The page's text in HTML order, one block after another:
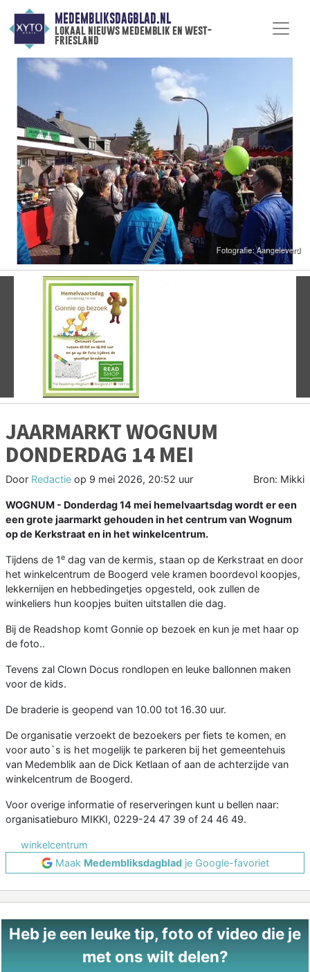
MEDEMBLIKSDAGBLAD.NL
lokaal nieuws medemblik en west-
friesland
JAARMARKT WOGNUM
DONDERDAG 14 MEI
Door Redactie op 9 mei 2026, 20:52 uur Bron: Mikki
WOGNUM - Donderdag 14 mei hemelvaartsdag wordt er een
een grote jaarmarkt gehouden in het centrum van Wognum
op de Kerkstraat en in het winkelcentrum.
Tijdens de 1e dag van de kermis, staan op de Kerkstraat en door
het winkelcentrum de Boogerd vele kramen boordevol koopjes,
lekkernijen en hebbedingetjes opgesteld, ook zullen de
winkeliers hun koopjes buiten uitstallen die dag.
Bij de Readshop komt Gonnie op bezoek en kun je met haar op
de foto..
Tevens zal Clown Docus rondlopen en leuke ballonnen maken
voor de kids.
De braderie is geopend van 10.00 tot 16.30 uur.
De organisatie verzoekt de bezoekers per fiets te komen, en
voor auto`s is het mogelijk te parkeren bij het gemeentehuis
van Medemblik aan de Dick Ketlaan of aan de achterzijde van
winkelcentrum de Boogerd.
Voor overige informatie of reserveringen kunt u bellen naar:
organisatieburo MIKKI, 0229-24 47 39 of 24 46 49.
winkelcentrum
Maak Medembliksdagbladje Google-favoriet
Heb je een leuke tip, foto of video die je
met ons wilt delen?